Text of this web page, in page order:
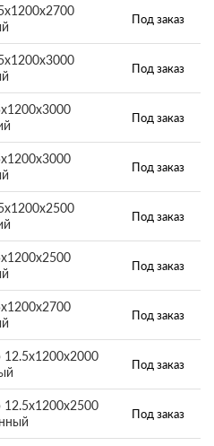
Под заказ
Под заказ
Под заказ
Под заказ
Под заказ
Под заказ
Под заказ
12.5x1200x2000
Под заказ
12.5x1200x2500
Под заказ